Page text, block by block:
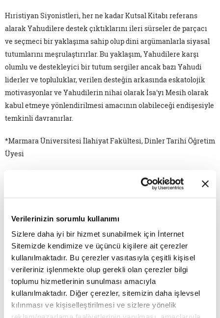
Verilerinizin sorumlu kullanımı
Sizlere daha iyi bir hizmet sunabilmek için İnternet
Sitemizde kendimize ve üçüncü kişilere ait çerezler
kullanılmaktadır. Bu çerezler vasıtasıyla çeşitli kişisel
verileriniz işlenmekte olup gerekli olan çerezler bilgi
toplumu hizmetlerinin sunulması amacıyla
kullanılmaktadır. Diğer çerezler, sitemizin daha işlevsel
kılınması ve kişiselleştirilmesi ve sizlere yönelik
Hıristiyan Siyonistleri, her ne kadar Kutsal Kitabı referans
alarak Yahudilere destek çıktıklarını ileri sürseler de parçacı
ve seçmeci bir yaklaşıma sahip olup dini argümanlarla siyasal
tutumlarını meşrulaştırırlar. Bu yaklaşım, Yahudilere karşı
olumlu ve destekleyici bir tutum sergiler ancak bazı Yahudi
liderler ve topluluklar, verilen desteğin arkasında eskatolojik
motivasyonlar ve Yahudilerin nihai olarak İsa'yı Mesih olarak
kabul etmeye yönlendirilmesi amacının olabileceği endişesiyle
temkinli davranırlar.
*Marmara Üniversitesi İlahiyat Fakültesi, Dinler Tarihi Öğretim
Üyesi
SIHHATLE İLGİLİ ŞEHİR EFANELERİ